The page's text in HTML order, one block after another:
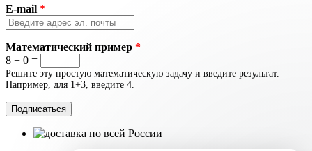
E-mail *
Математический пример *
8 + 0 =
Решите эту простую математическую задачу и введите результат.
Например, для 1+3, введите 4.